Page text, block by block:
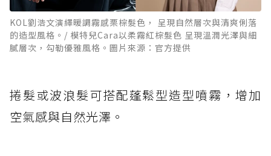
KOL劉浩文演繹暖調霧感栗棕髮色， 呈現自然層次與清爽俐落
的造型風格。/ 模特兒Cara以柔霧紅棕髮色 呈現溫潤光澤與細
膩層次，勾勒優雅風格。圖片來源：官方提供
捲髮或波浪髮可搭配蓬鬆型造型噴霧，增加
空氣感與自然光澤。